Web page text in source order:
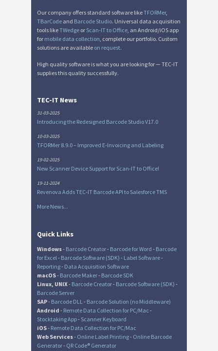
Our company offers standard software likeTFORMer,
TBarCode and Barcode Studio. Universal data acquisition
tools likeTWedge or Scan-IT to Office , an Android/iOS app
for mobile data collection , complete our portfolio. Custom
solutions are available on request.
High quality software is what you are looking for — TEC-IT
supplies this quality successfully.
TEC-IT News
31-03-2025
Introducing the Redesigned Barcode Studio V17.0
10-03-2025
TFORMer 8.9.0 – Improved E-Invoicing and Labeling
19-02-2025
New Scanner Device Support for Scan-IT to Office!
19-11-2024
Revenova Adds TEC-IT Barcode API to Salesforce TMS
More News...
Quick Links
Windows- Barcode Creator- Barcode for Word - Barcode
for Excel - Barcode Software (SDK) - Label Software-
Reporting- Data Acquisition Software
macOS- Barcode Maker- Barcode SDK
Linux, UNIX- Barcode Creator- Barcode Software (SDK) -
Barcode Server
SAP- Barcode DLL - Barcode Solution (no Middleware)
Android - Remote Data Collection for PC/Mac -
Stocktaking App- Scanner Keyboard
iOS- Remote Data Collection for PC/Mac
Web Services- Online Label Printing- Online Barcode
Generator- QR Code® Generator